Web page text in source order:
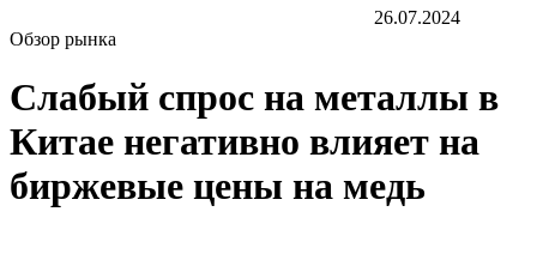
26.07.2024
Обзор рынка
Слабый спрос на металлы в
Китае негативно влияет на
биржевые цены на медь